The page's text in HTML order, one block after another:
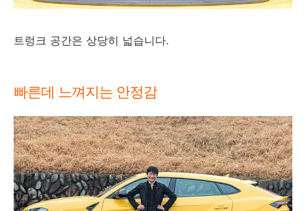
트렁크 공간은 상당히 넓습니다.
빠른데 느껴지는 안정감